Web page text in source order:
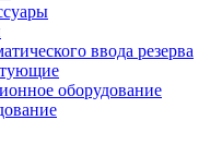
ввода резерва
оборудование